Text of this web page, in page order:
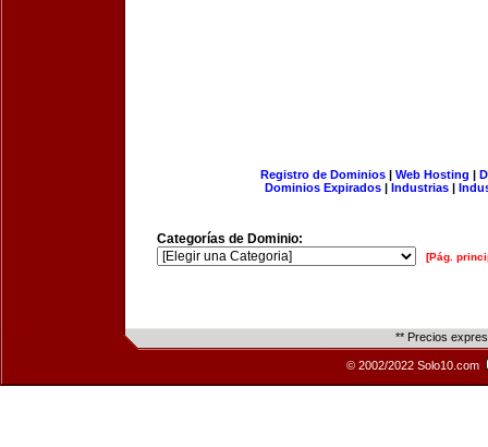
Registro de Dominios| Web Hosting |
Dominios Expirados | Industrias |
Categorías de Dominio:
[Pág.
** Precios
© 2002/2022 Solo10.com